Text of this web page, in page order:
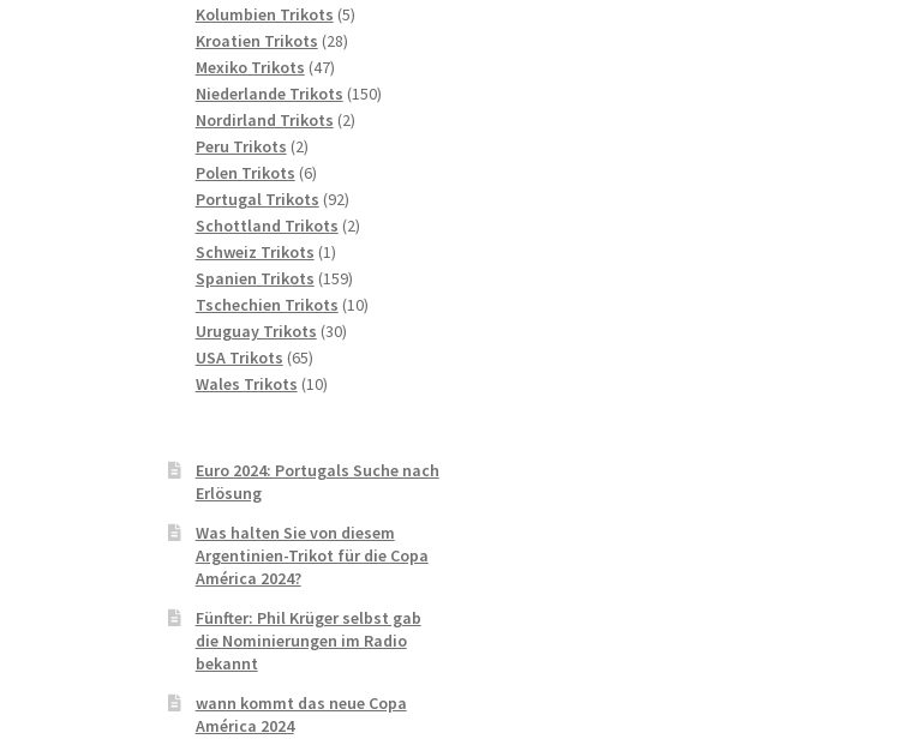
Produkte
Kolumbien Trikots 55
Kroatien Trikots 2828
Mexiko Trikots 4747
Produkte
Niederlande Trikots 150150
Nordirland Trikots 22
Peru Trikots 22
Produkte
Polen Trikots 66
Produkte
Portugal Trikots 9292
Produkte
Schottland Trikots 22
Schweiz Trikots 11
Produkt
Spanien Trikots 159159
Produkte
Tschechien Trikots 1010
Uruguay Trikots 3030
USA Trikots 6565
Produkte
Wales Trikots 1010
Euro 2024: Portugals Suche nach
Erlösung
Was halten Sie von diesem
Argentinien-Trikot für die Copa
América 2024?
Fünfter: Phil Krüger selbst gab
die Nominierungen im Radio
bekannt
wann kommt das neue Copa
América 2024